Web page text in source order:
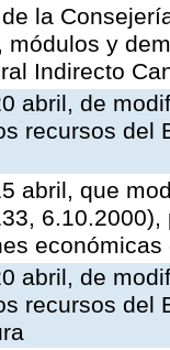
la
y
Indirecto
abril, de
recursos del
abril, que
abril, de
recursos del